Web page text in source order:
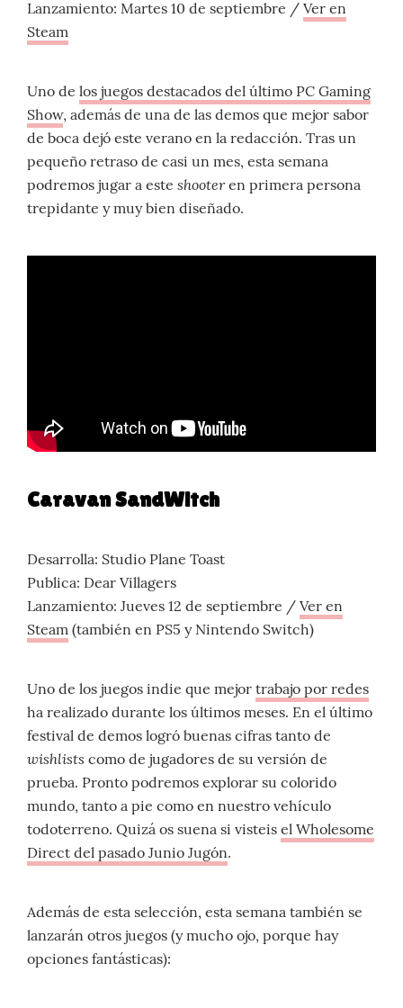
Lanzamiento: Martes 10 de septiembre / Ver en
Steam
Uno de los juegos destacados del último PC Gaming
Show, además de una de las demos que mejor sabor
de boca dejó este verano en la redacción. Tras un
pequeño retraso de casi un mes, esta semana
podremos jugar a este shooteren primera persona
trepidante y muy bien diseñado.
Caravan SandWitch
Desarrolla: Studio Plane Toast
Publica: Dear Villagers
Lanzamiento: Jueves 12 de septiembre / Ver en
Steam (también en PS5 y Nintendo Switch)
Uno de los juegos indie que mejor trabajo por redes
ha realizado durante los últimos meses. En el último
festival de demos logró buenas cifras tanto de
wishlists como de jugadores de su versión de
prueba. Pronto podremos explorar su colorido
mundo, tanto a pie como en nuestro vehículo
todoterreno. Quizá os suena si visteis el Wholesome
Direct del pasado Junio Jugón.
Además de esta selección, esta semana también se
lanzarán otros juegos (y mucho ojo, porque hay
opciones fantásticas):